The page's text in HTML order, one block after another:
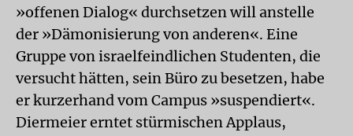
»offenen Dialog« durchsetzen will anstelle
der »Dämonisierung von anderen«. Eine
Gruppe von israelfeindlichen Studenten, die
versucht hätten, sein Büro zu besetzen, habe
er kurzerhand vom Campus »suspendiert«.
Diermeier erntet stürmischen Applaus,